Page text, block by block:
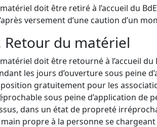
doit être retiré à l’accueil du
versement d’une caution d’un
Retour du matériel
doit être retourné à l’accueil
les jours d’ouverture sous peine
gratuitement pour les
sous peine d’application de
dans un état de propreté
propre à la personne se